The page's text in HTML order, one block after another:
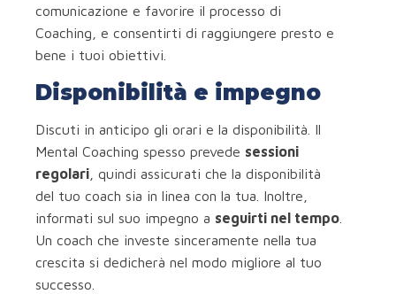
comunicazione e favorire il processo di
Coaching, e consentirti di raggiungere presto e
bene i tuoi obiettivi.
Disponibilità e impegno
Discuti in anticipo gli orari e la disponibilità. Il
Mental Coaching spesso prevede sessioni
regolari , quindi assicurati che la disponibilità
del tuo coach sia in linea con la tua. Inoltre,
informati sul suo impegno a seguirti nel tempo
Un coach che investe sinceramente nella tua
crescita si dedicherà nel modo migliore al tuo
successo.